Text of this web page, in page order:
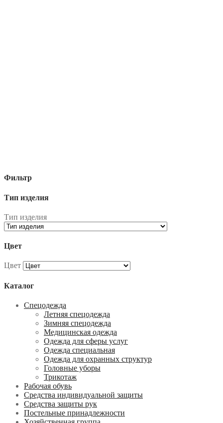
Фильтр
Тип изделия
Тип изделия
Цвет
Цвет
Каталог
Спецодежда
Летняя спецодежда
Зимняя спецодежда
Медицинская одежда
Одежда для сферы услуг
Одежда специальная
Одежда для охранных структур
Головные уборы
Трикотаж
Рабочая обувь
Средства индивидуальной защиты
Средства защиты рук
Постельные принадлежности